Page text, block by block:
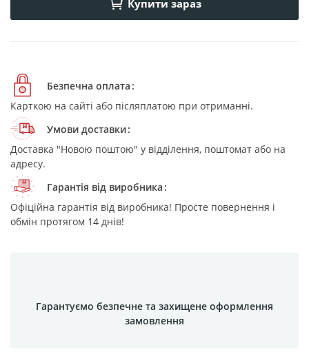
Купити зараз
Безпечна оплата
Карткою на сайті або післяплатою при отриманні.
Умови доставки
Доставка "Новою поштою" у відділення, поштомат або на
адресу.
Гарантія від виробника
Офіційна гарантія від виробника! Просте повернення і
обмін протягом 14 днів!
Гарантуємо безпечне та захищене оформлення
замовлення